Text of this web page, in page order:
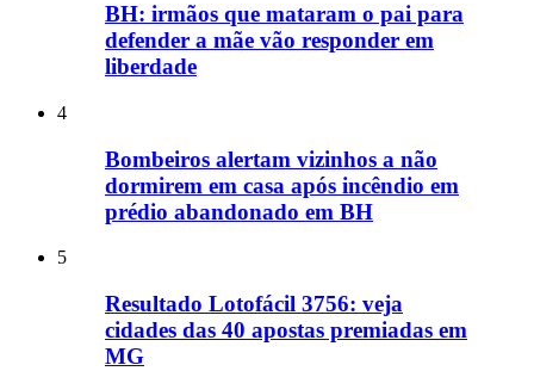
BH: irmãos que mataram o pai para
defender a mãe vão responder em
liberdade
4
Bombeiros alertam vizinhos a não
dormirem em casa após incêndio em
prédio abandonado em BH
5
Resultado Lotofácil 3756: veja
cidades das 40 apostas premiadas em
MG